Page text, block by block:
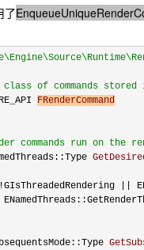
了
of commands
FRenderCommand
commands run on the
!GIsThreadedRendering ||